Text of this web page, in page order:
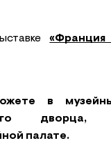
в
дворца,
палате.